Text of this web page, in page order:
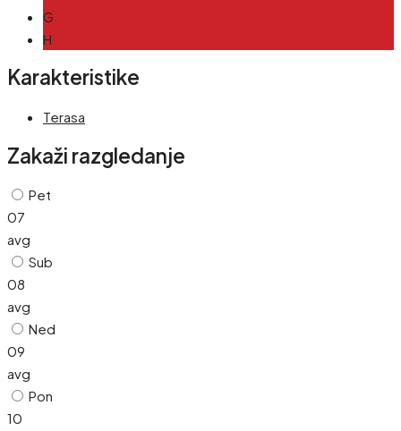
G
H
Karakteristike
Terasa
Zakaži razgledanje
Pet
07
avg
Sub
08
avg
Ned
09
avg
Pon
10